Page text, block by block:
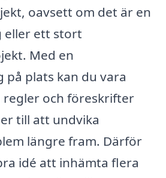
oavsett om det är en
eller ett stort
Med en
plats kan du vara
regler och föreskrifter
till att undvika
längre fram. Därför
idé att inhämta flera